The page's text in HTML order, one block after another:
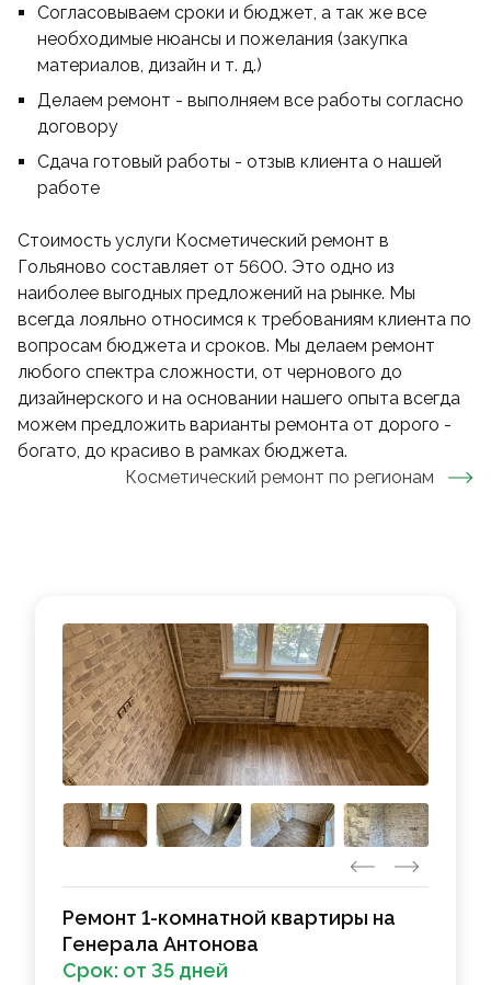
Согласовываем сроки и бюджет, а так же все
необходимые нюансы и пожелания (закупка
материалов, дизайн и т. д.)
Делаем ремонт - выполняем все работы согласно
договору
Сдача готовый работы - отзыв клиента о нашей
работе
Стоимость услуги Косметический ремонт в
Гольяново составляет от 5600. Это одно из
наиболее выгодных предложений на рынке. Мы
всегда лояльно относимся к требованиям клиента по
вопросам бюджета и сроков. Мы делаем ремонт
любого спектра сложности, от чернового до
дизайнерского и на основании нашего опыта всегда
можем предложить варианты ремонта от дорого -
богато, до красиво в рамках бюджета.
Косметический ремонт по регионам
Ремонт 1-комнатной квартиры на
Генерала Антонова
Срок: от 35 дней